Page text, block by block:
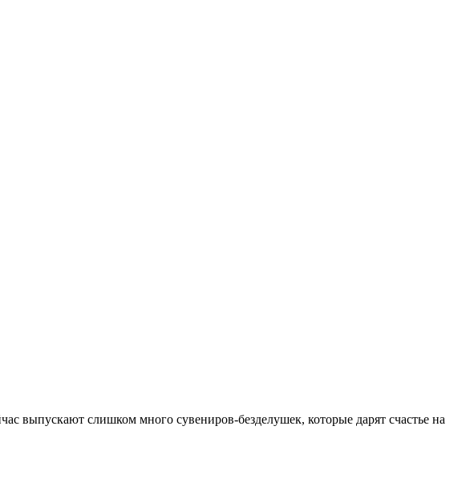
выпускают слишком много сувениров-безделушек, которые дарят счастье на